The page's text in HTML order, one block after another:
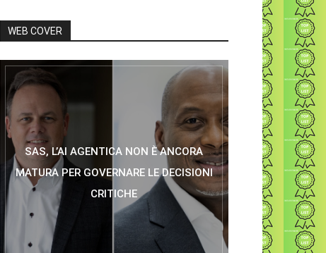
WEB COVER
SAS, L’AI AGENTICA NON È ANCORA
MATURA PER GOVERNARE LE DECISIONI
CRITICHE